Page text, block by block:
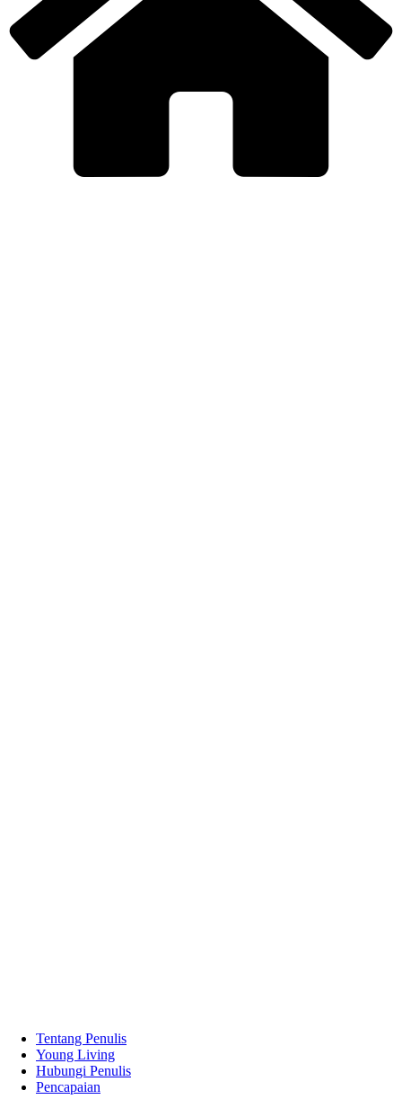
Tentang Penulis
Young Living
Hubungi Penulis
Pencapaian